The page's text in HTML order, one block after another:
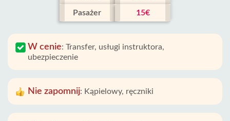
Pasażer 15€
W cenie: Transfer, usługi instruktora,
ubezpieczenie
Nie zapomnij: Kąpielowy, ręczniki